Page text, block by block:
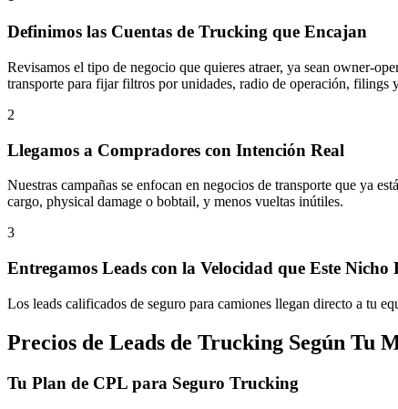
Definimos las Cuentas de Trucking que Encajan
Revisamos el tipo de negocio que quieres atraer, ya sean owner-
transporte para fijar filtros por unidades, radio de operación, filings
2
Llegamos a Compradores con Intención Real
Nuestras campañas se enfocan en negocios de transporte que ya
cargo, physical damage o bobtail, y menos vueltas inútiles.
3
Entregamos Leads con la Velocidad que Este Nicho
Los leads calificados de seguro para camiones llegan directo a tu
Precios de Leads de Trucking Según Tu
Tu Plan de CPL para Seguro Trucking